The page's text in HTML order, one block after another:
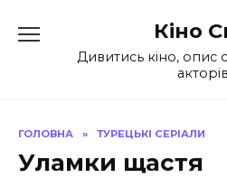
до
Кіно
Дивитись кіно, опис
акторів
ГОЛОВНА » ТУРЕЦЬКІ СЕРІАЛИ
Уламки щастя